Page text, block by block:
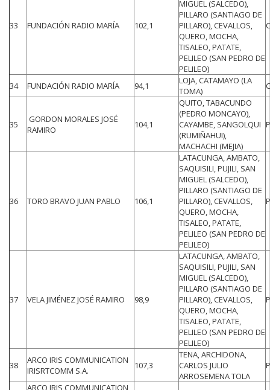
33 FUNDACIÓN RADIO MARÍA 102,1
MIGUEL (SALCEDO),
PILLARO (SANTIAGO DE
PILLARO), CEVALLOS,
QUERO, MOCHA,
TISALEO, PATATE,
PELILEO (SAN PEDRO DE
PELILEO)
34 FUNDACIÓN RADIO MARÍA 94,1
LOJA, CATAMAYO (LA
TOMA)
35
GORDON MORALES JOSÉ
RAMIRO
104,1
QUITO, TABACUNDO
(PEDRO MONCAYO),
CAYAMBE, SANGOLQUI
(RUMIÑAHUI),
MACHACHI (MEJIA)
36 TORO BRAVO JUAN PABLO 106,1
LATACUNGA, AMBATO,
SAQUISILI, PUJILI, SAN
MIGUEL (SALCEDO),
PILLARO (SANTIAGO DE
PILLARO), CEVALLOS,
QUERO, MOCHA,
TISALEO, PATATE,
PELILEO (SAN PEDRO DE
PELILEO)
37 VELA JIMÉNEZ JOSÉ RAMIRO 98,9
LATACUNGA, AMBATO,
SAQUISILI, PUJILI, SAN
MIGUEL (SALCEDO),
PILLARO (SANTIAGO DE
PILLARO), CEVALLOS,
QUERO, MOCHA,
TISALEO, PATATE,
PELILEO (SAN PEDRO DE
PELILEO)
38
ARCO IRIS COMMUNICATION
IRISRTCOMM S.A.
107,3
TENA, ARCHIDONA,
CARLOS JULIO
ARROSEMENA TOLA
ARCO IRIS COMMUNICATION